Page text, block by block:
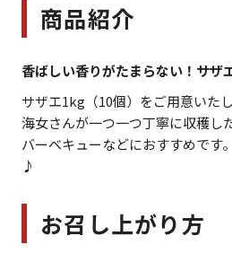
商品紹介
香ばしい香りがたまらない！サザ
サザエ1kg（10個）をご用意いたし
海女さんが一つ一つ丁寧に収穫し
バーベキューなどにおすすめです
♪
お召し上がり方